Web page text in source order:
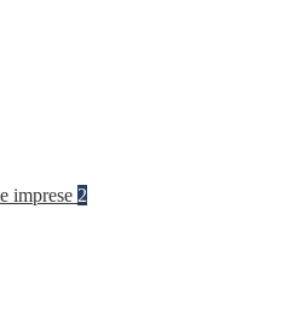
imprese 2